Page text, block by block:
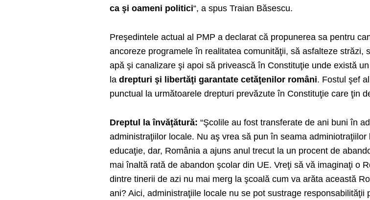
ca şi oameni politici“, a spus Traian Băsescu.
Preşedintele actual al PMP a declarat că propunerea sa pentru
ancoreze programele în realitatea comunităţii, să asfalteze străzi,
apă şi canalizare şi apoi să privească în Constituţie unde există
ladrepturi şi libertăţi garantate cetăţenilor români. Fostul şef
punctual la următoarele drepturi prevăzute în Constituţie care ţin
Dreptul la învăţătură: “Şcolile au fost transferate de ani buni în
administraţiilor locale. Nu aş vrea să pun în seama adminiotraţiilor
educaţie, dar, România a ajuns anul trecut la un procent de
mai înaltă rată de abandon şcolar din UE. Vreţi să vă imaginaţi o
dintre tinerii de azi nu mai merg la şcoală cum va arăta această
ani? Aici, administraţiile locale nu se pot sustrage responsabilităţii